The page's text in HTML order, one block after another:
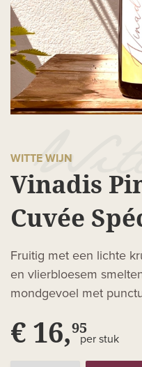
WITTE WIJN
Vinadis
Cuvée
Fruitig met een lichte
en vlierbloesem
mondgevoel met
€ 16,95
per stuk